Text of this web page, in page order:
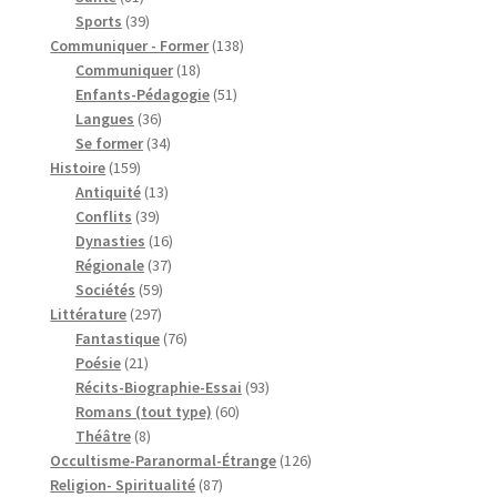
produits
Sports 3939
produits
Communiquer - Former 138138
Communiquer 1818
produits
Enfants-Pédagogie 5151
Langues 3636
produits
Se former 3434
Histoire 159159
produits
Antiquité 1313
Conflits 3939
produits
Dynasties 1616
produits
Régionale 3737
Sociétés 5959
produits
Littérature 297297
produits
Fantastique 7676
Poésie 2121
produits
Récits-Biographie-Essai 9393
Romans (tout type) 6060
Théâtre 88
produits
Occultisme-Paranormal-Étrange 126126
Religion- Spiritualité 8787